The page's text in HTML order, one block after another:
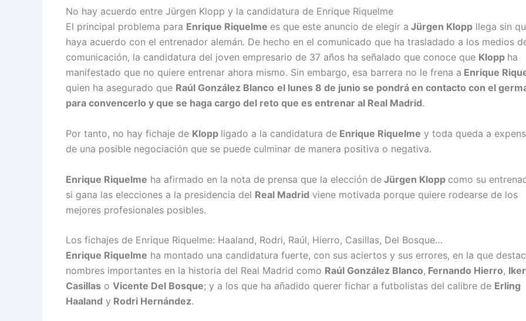
No hay acuerdo entre Jürgen Klopp y la candidatura de Enrique Riquelme
El principal problema para Enrique Riquelme es que este anuncio de elegir a Jürgen Klopp llega sin
haya acuerdo con el entrenador alemán. De hecho en el comunicado que ha trasladado a los medios
comunicación, la candidatura del joven empresario de 37 años ha señalado que conoce que Klopp ha
manifestado que no quiere entrenar ahora mismo. Sin embargo, esa barrera no le frena a Enrique
quien ha asegurado que Raúl González Blanco el lunes 8 de junio se pondrá en contacto con el
para convencerlo y que se haga cargo del reto que es entrenar al Real Madrid.
Por tanto, no hay fichaje de Klopp ligado a la candidatura de Enrique Riquelme y toda queda a
de una posible negociación que se puede culminar de manera positiva o negativa.
Enrique Riquelme ha afirmado en la nota de prensa que la elección de Jürgen Klopp como su
si gana las elecciones a la presidencia del Real Madrid viene motivada porque quiere rodearse de los
mejores profesionales posibles.
Los fichajes de Enrique Riquelme: Haaland, Rodri, Raúl, Hierro, Casillas, Del Bosque…
Enrique Riquelme ha montado una candidatura fuerte, con sus aciertos y sus errores, en la que
nombres importantes en la historia del Real Madrid como Raúl González Blanco, Fernando Hierro, Iker
Casillas o Vicente Del Bosque; y a los que ha añadido querer fichar a futbolistas del calibre de Erling
Haaland y Rodri Hernández.